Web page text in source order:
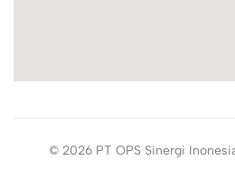
© 2026 PT OPS Sinergi